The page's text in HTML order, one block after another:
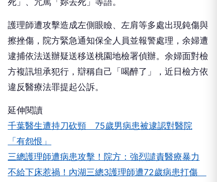
護理師遭攻擊造成左側眼瞼、左肩等多處出現鈍傷與
擦挫傷，院方緊急通知保全人員並報警處理，余婦遭
逮捕依法送辦疑送移送桃園地檢署偵辦。余婦面對檢
方複訊坦承犯行，辯稱自己「喝醉了」，近日檢方依
違反醫療法罪提起公訴。
延伸閱讀
千葉醫生遭持刀砍頸 75歲男病患被逮認對醫院
「有怨恨」
三總護理師遭病患攻擊！院方：強烈譴責醫療暴力
不給下床惹禍！內湖三總3護理師遭72歲病患打傷